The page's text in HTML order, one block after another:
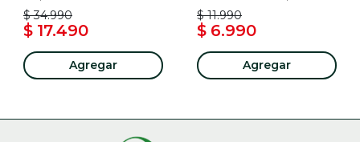
$ 34.990
$ 17.490
Agregar
$ 11.990
$ 6.990
Agregar